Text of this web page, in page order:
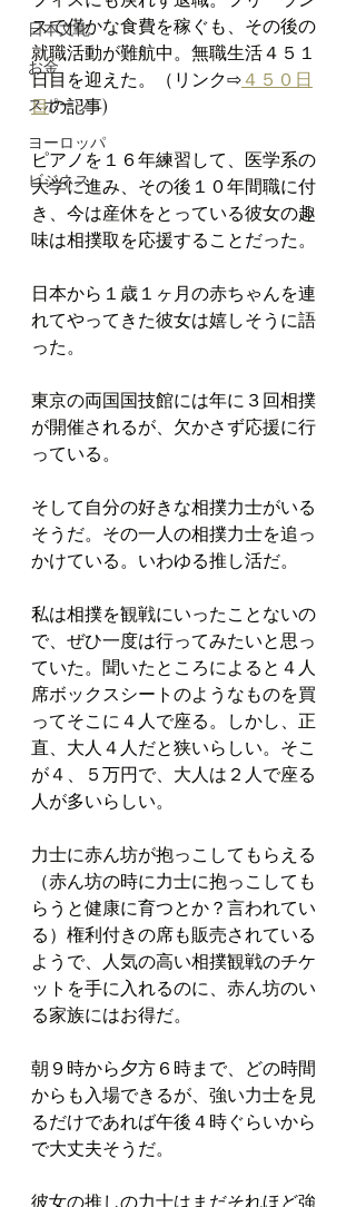
日本文化
お金
スポーツ
ヨーロッパ
ビジネス
スで僅かな食費を稼ぐも、その後の
就職活動が難航中。無職生活４５１
日目を迎えた。（リンク⇨４５０日
目の記事)
ピアノを１６年練習して、医学系の
大学に進み、その後１０年間職に付
き、今は産休をとっている彼女の趣
味は相撲取を応援することだった。
日本から１歳１ヶ月の赤ちゃんを連
れてやってきた彼女は嬉しそうに語
った。
東京の両国国技館には年に３回相撲
が開催されるが、欠かさず応援に行
っている。
そして自分の好きな相撲力士がいる
そうだ。その一人の相撲力士を追っ
かけている。いわゆる推し活だ。
私は相撲を観戦にいったことないの
で、ぜひ一度は行ってみたいと思っ
ていた。聞いたところによると４人
席ボックスシートのようなものを買
ってそこに４人で座る。しかし、正
直、大人４人だと狭いらしい。そこ
が４、５万円で、大人は２人で座る
人が多いらしい。
力士に赤ん坊が抱っこしてもらえる
（赤ん坊の時に力士に抱っこしても
らうと健康に育つとか？言われてい
る）権利付きの席も販売されている
ようで、人気の高い相撲観戦のチケ
ットを手に入れるのに、赤ん坊のい
る家族にはお得だ。
朝９時から夕方６時まで、どの時間
からも入場できるが、強い力士を見
るだけであれば午後４時ぐらいから
で大丈夫そうだ。
彼女の推しの力士はまだそれほど強